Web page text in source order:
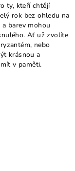
ty, kteří chtějí
rok bez ohledu na
barev mohou
Ať už zvolíte
nebo
krásnou a
v paměti.